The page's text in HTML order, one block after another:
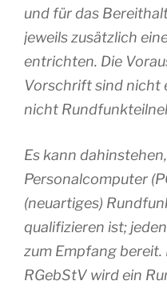
und für das
jeweils zusätzlich
entrichten. Die
Vorschrift sind nicht
nicht
Es kann
Personalcomputer
(neuartiges)
qualifizieren ist;
zum Empfang bereit.
RGebStV wird ein